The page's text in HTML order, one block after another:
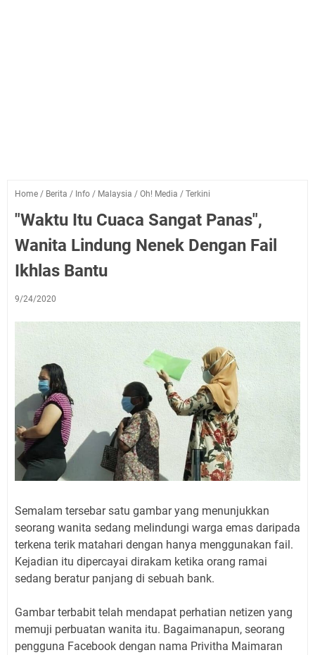
Home / Berita / Info / Malaysia / Oh! Media / Terkini
"Waktu Itu Cuaca Sangat Panas",
Wanita Lindung Nenek Dengan Fail
Ikhlas Bantu
9/24/2020
Semalam tersebar satu gambar yang menunjukkan
seorang wanita sedang melindungi warga emas daripada
terkena terik matahari dengan hanya menggunakan fail.
Kejadian itu dipercayai dirakam ketika orang ramai
sedang beratur panjang di sebuah bank.
Gambar terbabit telah mendapat perhatian netizen yang
memuji perbuatan wanita itu. Bagaimanapun, seorang
pengguna Facebook dengan nama Privitha Maimaran